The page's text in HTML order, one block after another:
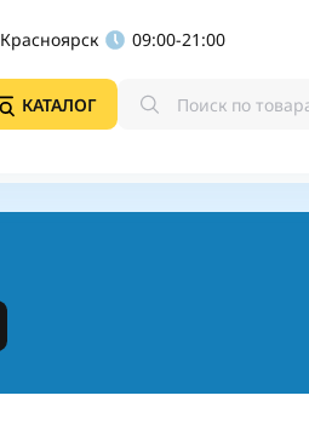
Красноярск 09:00-21:00
КАТАЛОГ